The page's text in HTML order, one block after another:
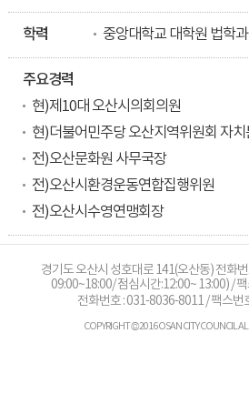
학력 중앙대학교 대학원 법학
주요경력
현)제10대 오산시의회의원
현)더불어민주당 오산지역위원회 자
전)오산문화원 사무국장
전)오산시환경운동연합집행위원
전)오산시수영연맹회장
경기도 오산시 성호대로 141(오산동) 전화
09:00~18:00/ 점심시간:12:00~ 13:00) /
전화번호 :031-8036-8011/ 팩스번
COPYRIGHT © 2016 OSAN CITY COUNCIL